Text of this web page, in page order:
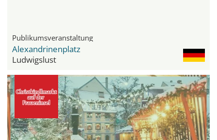
Publikumsveranstaltung
Alexandrinenplatz
Ludwigslust